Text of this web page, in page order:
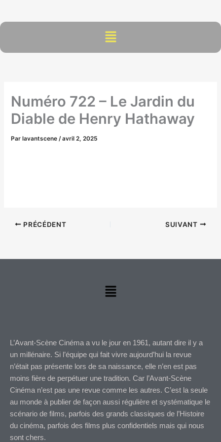
contenu
Menu
Numéro 722 – Le Jardin du
Diable de Henry Hathaway
Parlavantscene /avril 2, 2025
PRÉCÉDENT SUIVANT
Menu
L’Avant-Scène Cinéma a vu le jour en 1961, autant dire il y a
un millénaire. Si l’équipe qui fait vivre aujourd’hui la revue
n’était pas présente lors de sa naissance, elle n’en est pas
moins fière de perpétuer une tradition. Car l’Avant-Scène
Cinéma n’est pas une revue comme les autres. C’est la seule
au monde à publier de façon aussi régulière et systématique le
scénario de films, parfois des grands classiques de l’Histoire
du cinéma, parfois des films plus confidentiels mais qui nous
sont chers.